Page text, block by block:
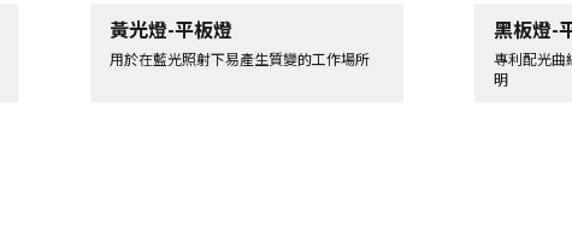
黃光燈-平板燈
用於在藍光照射下易產生質變的工作場所
黑板燈-
專利配光曲
明